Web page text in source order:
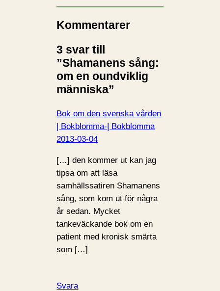
Kommentarer
3 svar till
”Shamanens sång:
om en oundviklig
människa”
Bok om den svenska vården
| Bokblomma-| Bokblomma
2013-03-04
[…] den kommer ut kan jag
tipsa om att läsa
samhällssatiren Shamanens
sång, som kom ut för några
år sedan. Mycket
tankeväckande bok om en
patient med kronisk smärta
som […]
Svara